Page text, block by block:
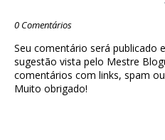
0 Comentários
Seu comentário será publicado
sugestão vista pelo Mestre
comentários com links, spam
Muito obrigado!